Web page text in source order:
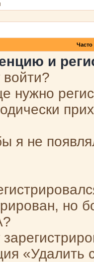
и
нужно
я не
но
«Удалить